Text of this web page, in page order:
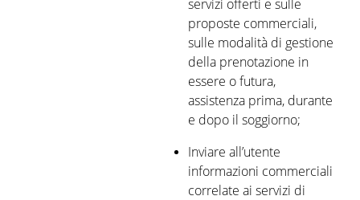
servizi offerti e sulle
proposte commerciali,
sulle modalità di gestione
della prenotazione in
essere o futura,
assistenza prima, durante
e dopo il soggiorno;
Inviare all’utente
informazioni commerciali
correlate ai servizi di